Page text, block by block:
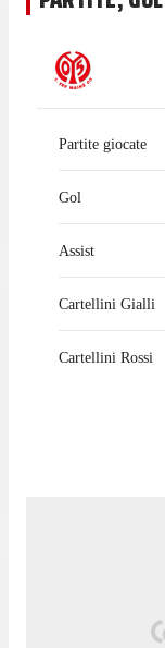
Partite giocate
Gol
Assist
Cartellini Gialli
Cartellini Rossi